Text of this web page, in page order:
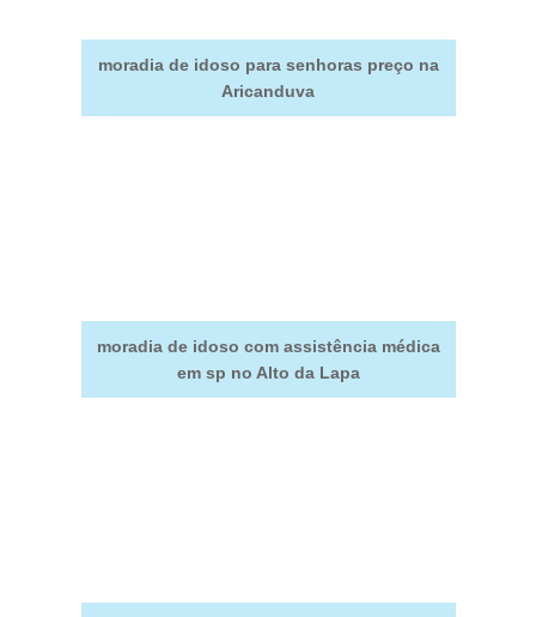
moradia de idoso para senhoras preço na
Aricanduva
moradia de idoso com assistência médica
em sp no Alto da Lapa